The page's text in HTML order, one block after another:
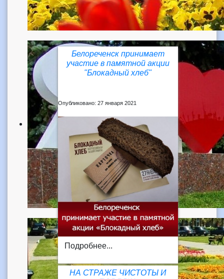
Белореченск принимает
участие в памятной акции
"Блокадный хлеб"
Опубликовано: 27 января 2021
Подробнее...
НА СТРАЖЕ ЧИСТОТЫ И